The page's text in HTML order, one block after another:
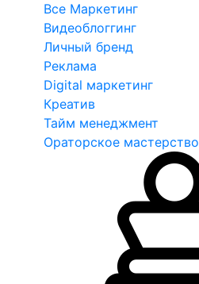
Все Маркетинг
Видеоблоггинг
Личный бренд
Реклама
Digital маркетинг
Креатив
Тайм менеджмент
Ораторское мастерство